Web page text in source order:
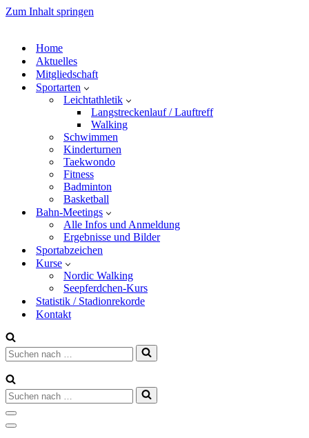
Zum Inhalt springen
Home
Aktuelles
Mitgliedschaft
Sportarten
Leichtathletik
Langstreckenlauf / Lauftreff
Walking
Schwimmen
Kinderturnen
Taekwondo
Fitness
Badminton
Basketball
Bahn-Meetings
Alle Infos und Anmeldung
Ergebnisse und Bilder
Sportabzeichen
Kurse
Nordic Walking
Seepferdchen-Kurs
Statistik / Stadionrekorde
Kontakt
Suchen
nach …
Suchen
nach …
Navigationsmenü
Navigationsmenü